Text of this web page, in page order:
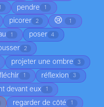
pendre 1
picorer 2 😢 1
1 poser 4
2
projeter une ombre 3
1 réflexion 3
devant eux 1
regarder de côté 1